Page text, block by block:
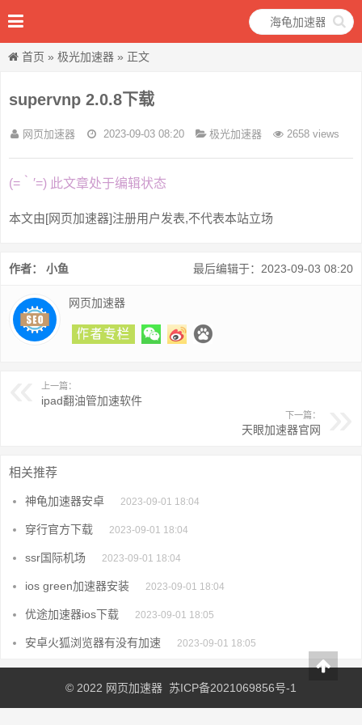
首页 » 极光加速器 » 正文
supervnp 2.0.8下载
网页加速器 2023-09-03 08:20 极光加速器 2658 views
(=｀′=) 此文章处于编辑状态
本文由[网页加速器]注册用户发表,不代表本站立场
最后编辑于：2023-09-03 08:20
作者： 小鱼
网页加速器
上一篇：
ipad翻油管加速软件
下一篇：
天眼加速器官网
相关推荐
神龟加速器安卓 2023-09-01 18:04
穿行官方下载 2023-09-01 18:04
ssr国际机场 2023-09-01 18:04
ios green加速器安装 2023-09-01 18:04
优途加速器ios下载 2023-09-01 18:05
安卓火狐浏览器有没有加速 2023-09-01 18:05
© 2022 网页加速器 苏ICP备2021069856号-1